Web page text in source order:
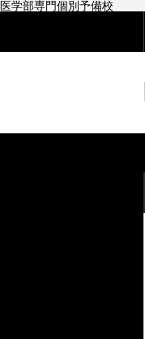
医学部専門個別予備校